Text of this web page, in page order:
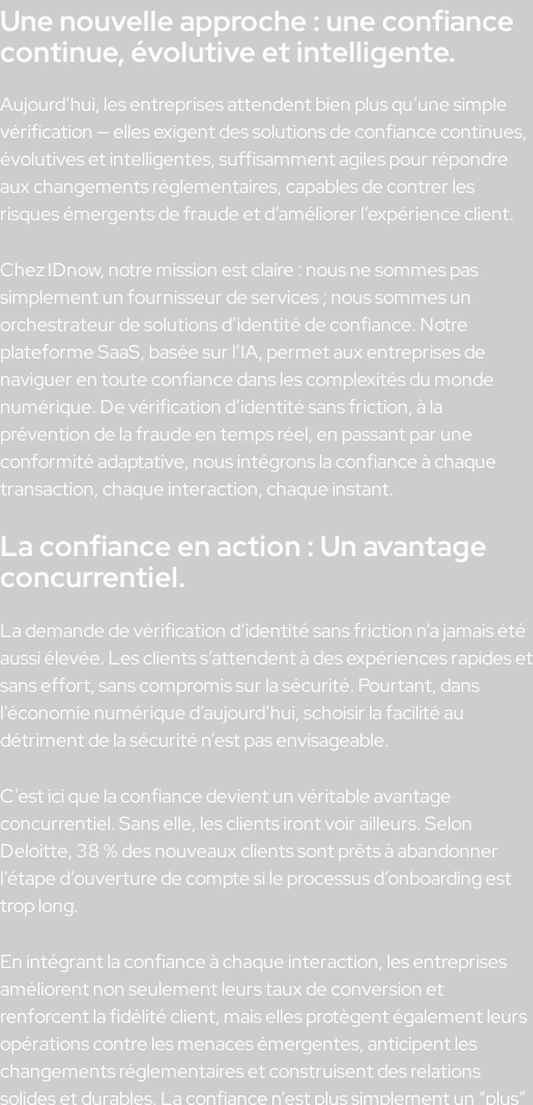
Une nouvelle approche : une confiance
continue, évolutive et intelligente.
Aujourd’hui, les entreprises attendent bien plus qu’une simple
vérification — elles exigent des solutions de confiance continues,
évolutives et intelligentes, suffisamment agiles pour répondre
aux changements réglementaires, capables de contrer les
risques émergents de fraude et d’améliorer l’expérience client.
Chez IDnow, notre mission est claire : nous ne sommes pas
simplement un fournisseur de services ; nous sommes un
orchestrateur de solutions d’identité de confiance. Notre
plateforme SaaS, basée sur l’IA, permet aux entreprises de
naviguer en toute confiance dans les complexités du monde
numérique. De vérification d’identité sans friction, à la
prévention de la fraude en temps réel, en passant par une
conformité adaptative, nous intégrons la confiance à chaque
transaction, chaque interaction, chaque instant.
La confiance en action : Un avantage
concurrentiel.
La demande de vérification d’identité sans friction n’a jamais été
aussi élevée. Les clients s’attendent à des expériences rapides et
sans effort, sans compromis sur la sécurité. Pourtant, dans
l’économie numérique d’aujourd’hui, schoisir la facilité au
détriment de la sécurité n’est pas envisageable.
C’est ici que la confiance devient un véritable avantage
concurrentiel. Sans elle, les clients iront voir ailleurs. Selon
Deloitte, 38 % des nouveaux clients sont prêts à abandonner
l’étape d’ouverture de compte si le processus d’onboarding est
trop long.
En intégrant la confiance à chaque interaction, les entreprises
améliorent non seulement leurs taux de conversion et
renforcent la fidélité client, mais elles protègent également leurs
opérations contre les menaces émergentes, anticipent les
changements réglementaires et construisent des relations
solides et durables. La confiance n’est plus simplement un “plus”